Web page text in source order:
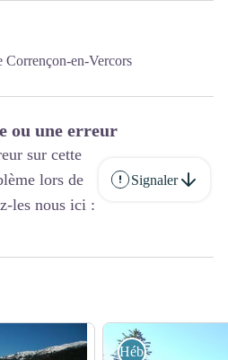
Corrençon-en-Vercors
ou une erreur
sur cette
lors de
les nous ici :
Signaler
Hébergements